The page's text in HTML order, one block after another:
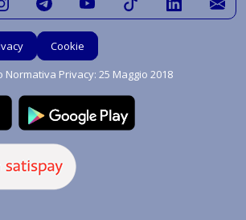
Cookie
Privacy: 25 Maggio 2018